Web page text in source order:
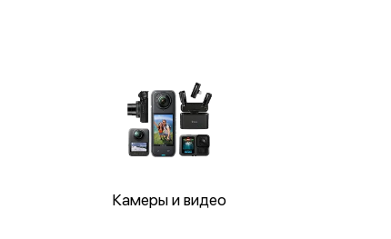
Камеры и видео